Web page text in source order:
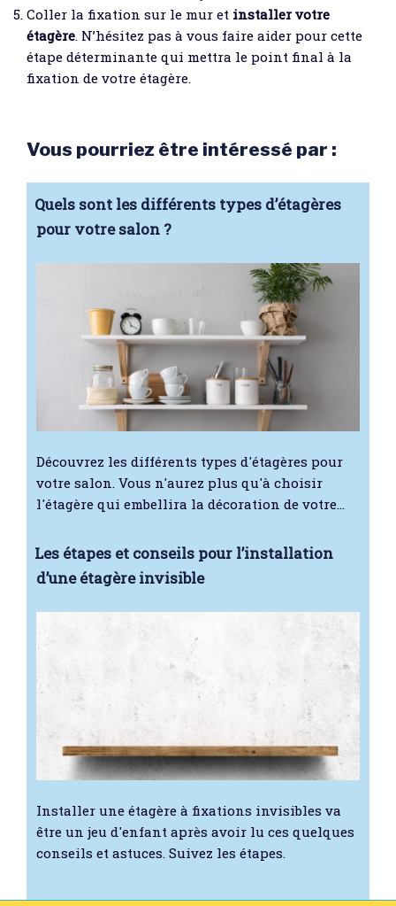
Coller la fixation sur le mur et installer votre
étagère. N’hésitez pas à vous faire aider pour cette
étape déterminante qui mettra le point final à la
fixation de votre étagère.
Vous pourriez être intéressé par :
Quels sont les différents types d’étagères
pour votre salon ?
Découvrez les différents types d'étagères pour
votre salon. Vous n'aurez plus qu'à choisir
l'étagère qui embellira la décoration de votre…
Les étapes et conseils pour l’installation
d’une étagère invisible
Installer une étagère à fixations invisibles va
être un jeu d'enfant après avoir lu ces quelques
conseils et astuces. Suivez les étapes.